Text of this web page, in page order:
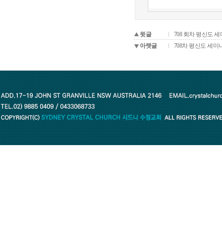
윗글
708 회차 평신도
아랫글
708차 평신도 세미